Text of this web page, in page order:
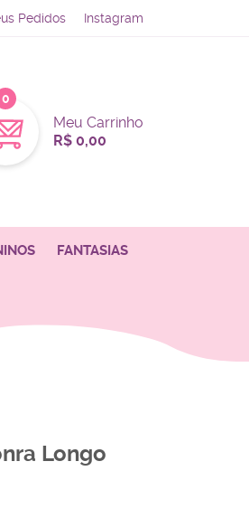
Pedidos Instagram
Meu Carrinho
0
R$ 0,00
FANTASIAS
Longo